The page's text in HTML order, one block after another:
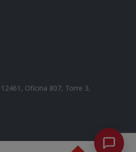
Oficina 807, Torre 3,